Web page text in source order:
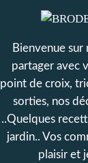
Bienvenue
partager avec
point de croix,
sorties, nos
..Quelques
jardin.. Vos
plaisir et